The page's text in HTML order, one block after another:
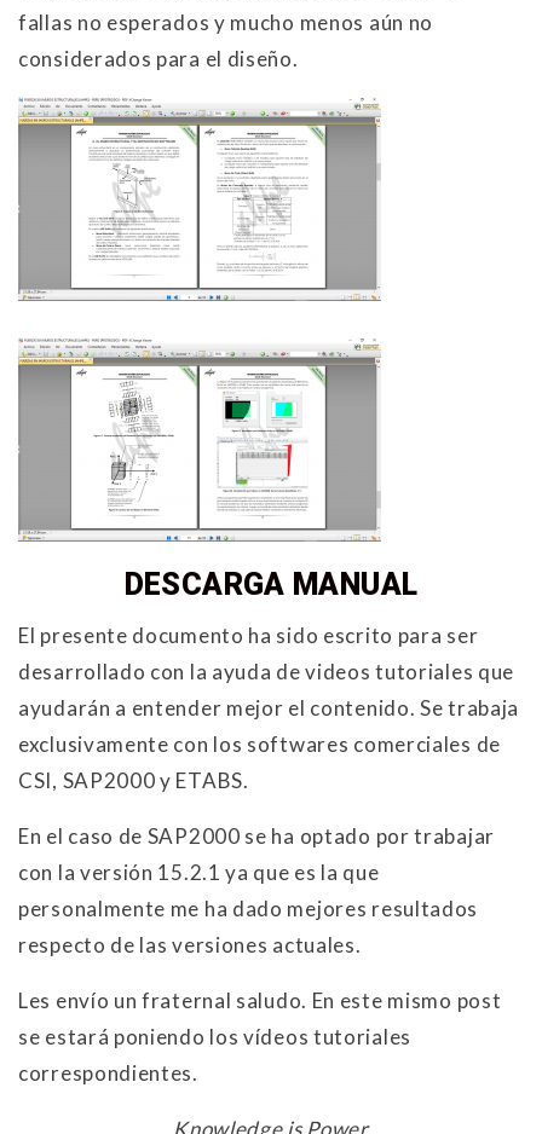
fallas no esperados y mucho menos aún no
considerados para el diseño.
DESCARGA MANUAL
El presente documento ha sido escrito para ser
desarrollado con la ayuda de videos tutoriales que
ayudarán a entender mejor el contenido. Se trabaja
exclusivamente con los softwares comerciales de
CSI, SAP2000 y ETABS.
En el caso de SAP2000 se ha optado por trabajar
con la versión 15.2.1 ya que es la que
personalmente me ha dado mejores resultados
respecto de las versiones actuales.
Les envío un fraternal saludo. En este mismo post
se estará poniendo los vídeos tutoriales
correspondientes.
Knowledge is Power